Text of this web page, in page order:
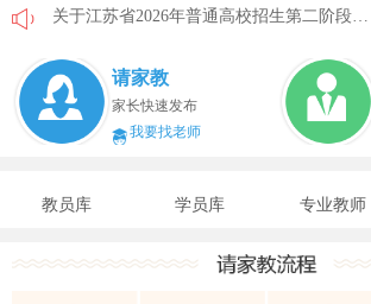
省教育厅最新发文！事关2026年普通高校综合评价招生改革
我市2026年春季学期学生资助申请开始
致全省中小学生家长的一封信
请家教
家长快速发布
我要找老师
教员库 学员库 专业教师